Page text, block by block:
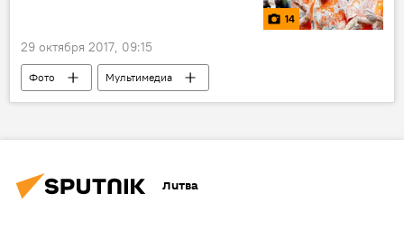
14
29 октября 2017, 09:15
Фото
Мультимедиа
Великобритания
Литва